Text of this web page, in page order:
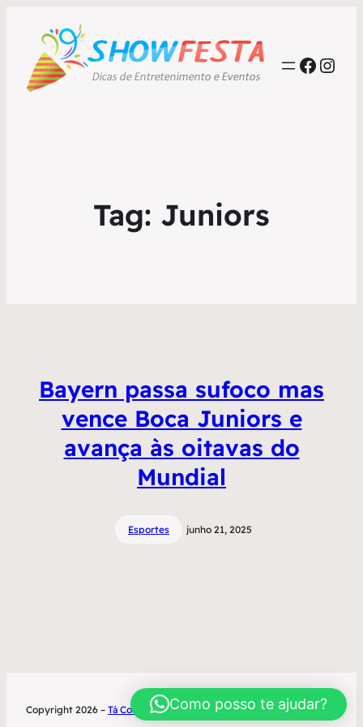
Tag: Juniors
Bayern passa sufoco mas
vence Boca Juniors e
avança às oitavas do
Mundial
Esportes junho 21, 2025
Copyright 2026 – Tá Contratado Desenvolvimento World Office
Como posso te ajudar?